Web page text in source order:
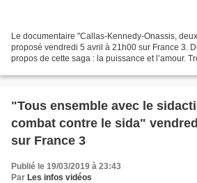
Le documentaire "Callas-Kennedy-Onassis,
proposé vendredi 5 avril à 21h00 sur France 3.
propos de cette saga : la puissance et l’amour.
"Tous ensemble avec le
combat contre le sida"
sur France 3
Publié le 19/03/2019 à 23:43
Par Les infos vidéos